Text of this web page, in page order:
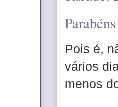
Pois é,
vários
menos